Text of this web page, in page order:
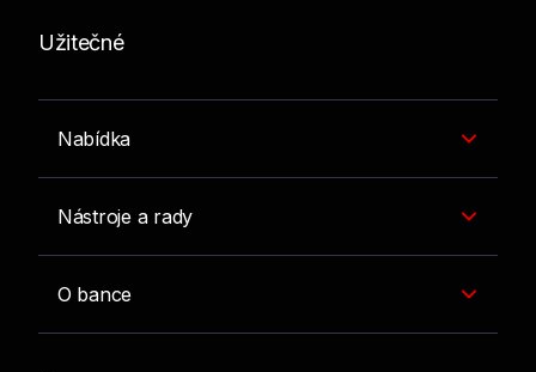
Užitečné
Nabídka
Nástroje a rady
O bance